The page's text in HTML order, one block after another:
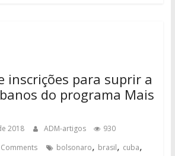
inscrições para suprir a
do programa Mais
2018 ADM-artigos
930
bolsonaro, brasil, cuba,